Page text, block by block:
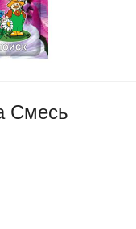
Смесь